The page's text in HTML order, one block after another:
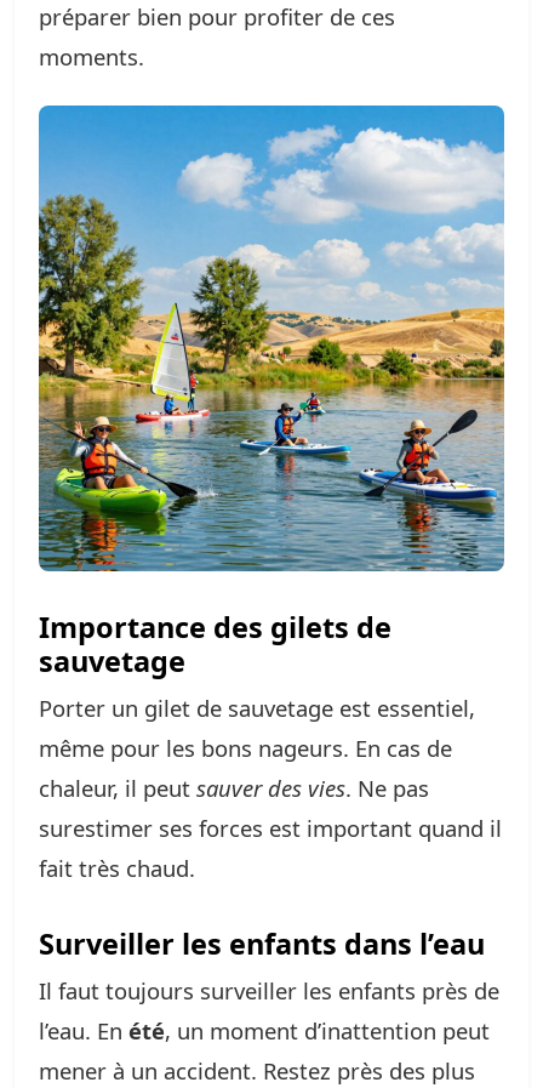
préparer bien pour profiter de ces
moments.
Importance des gilets de
sauvetage
Porter un gilet de sauvetage est essentiel,
même pour les bons nageurs. En cas de
chaleur, il peut sauver des vies. Ne pas
surestimer ses forces est important quand il
fait très chaud.
Surveiller les enfants dans l’eau
Il faut toujours surveiller les enfants près de
l’eau. En été, un moment d’inattention peut
mener à un accident. Restez près des plus